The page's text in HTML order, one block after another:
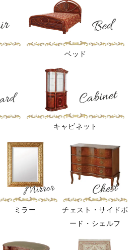
ベッド
キャビネット
ミラー
チェスト・サイドボ
ード・シェルフ